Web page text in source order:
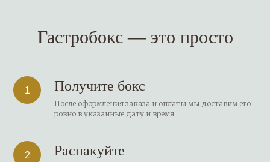
Гастробокс — это просто
Получите бокс
После оформления заказа и оплаты мы доставим его
ровно в указанные дату и время.
Распакуйте